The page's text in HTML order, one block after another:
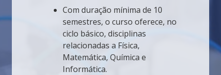
Com duração mínima de 10
semestres, o curso oferece, no
ciclo básico, disciplinas
relacionadas a Física,
Matemática, Química e
Informática.